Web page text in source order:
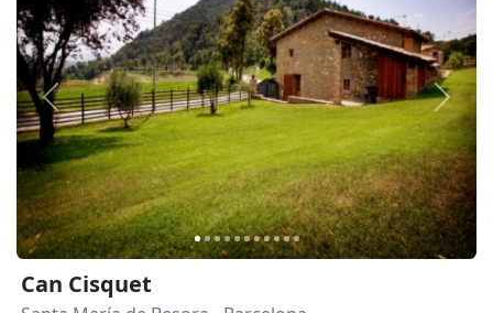
Anterior
Can Cisquet